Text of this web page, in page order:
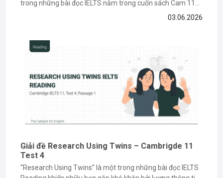
trong những bài đọc IELTS nằm trong cuốn sách Cam 11
về chủ đề lịch sử và môi trường, đòi hỏi bạn phải có kỹ năng
03.06.2026
Giải đề Research Using Twins – Cambrigde 11
Test 4
“Research Using Twins” là một trong những bài đọc IELTS